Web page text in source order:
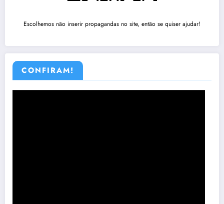
Escolhemos não inserir propagandas no site, então se quiser ajudar!
CONFIRAM!